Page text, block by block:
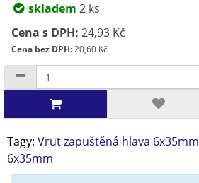
skladem 2 ks
Cena s DPH: 24,93 Kč
Cena bez DPH:20,60 Kč
Tagy: Vrut zapuštěná hlava 6x35mm
6x35mm